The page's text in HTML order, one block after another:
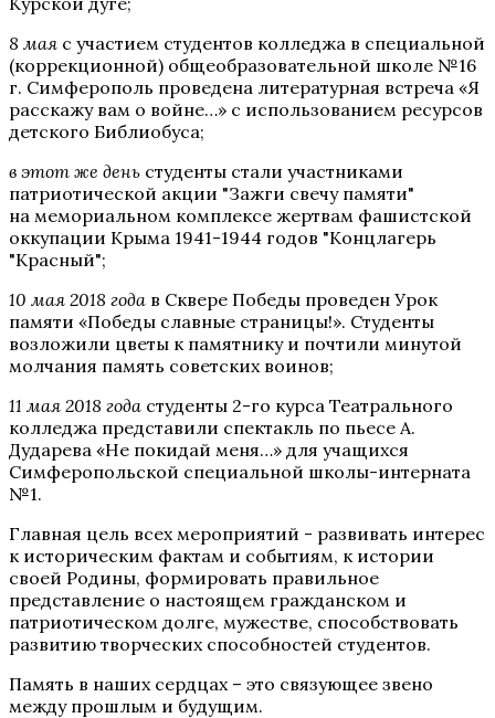
8 мая с участием студентов колледжа в специальной
(коррекционной) общеобразовательной школе №16
г. Симферополь проведена литературная встреча «Я
расскажу вам о войне…» с использованием ресурсов
детского Библиобуса;
в этот же день студенты стали участниками
патриотической акции "Зажги свечу памяти"
на мемориальном комплексе жертвам фашистской
оккупации Крыма 1941-1944 годов "Концлагерь
"Красный";
10 мая 2018 года в Сквере Победы проведен Урок
памяти «Победы славные страницы!». Студенты
возложили цветы к памятнику и почтили минутой
молчания память советских воинов;
11 мая 2018 года студенты 2-го курса Театрального
колледжа представили спектакль по пьесе А.
Дударева «Не покидай меня…» для учащихся
Симферопольской специальной школы-интерната
№1.
Главная цель всех мероприятий - развивать интерес
к историческим фактам и событиям, к истории
своей Родины, формировать правильное
представление о настоящем гражданском и
патриотическом долге, мужестве, способствовать
развитию творческих способностей студентов.
Память в наших сердцах – это связующее звено
между прошлым и будущим.